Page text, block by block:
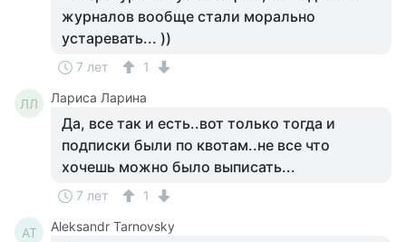
журналов вообще стали морально
устаревать... ))
7 лет 1
ЛЛ Лариса Ларина
Да, все так и есть..вот только тогда и
подписки были по квотам..не все что
хочешь можно было выписать...
7 лет 1
AT Aleksandr Tarnovsky